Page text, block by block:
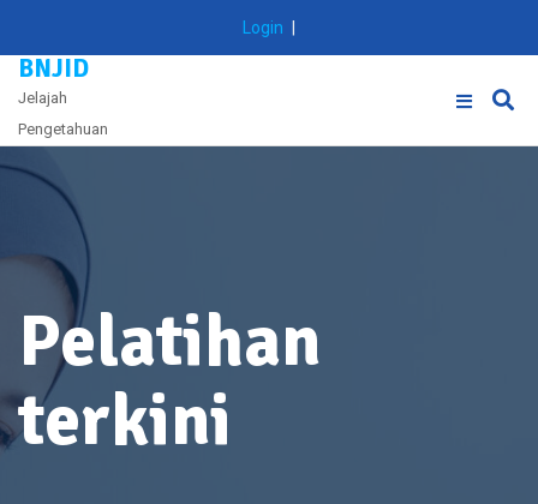
content
Login
BNJID
Jelajah
Pengetahuan
Pelatihan
terkini